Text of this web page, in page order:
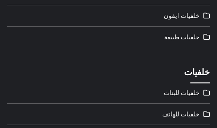
خلفيات ايفون
خلفيات طبيعة
خلفيات
خلفيات للبنات
خلفيات للهاتف